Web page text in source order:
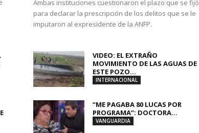
Ambas instituciones cuestionaron el plazo que se fijó
para declarar la prescripción de los delitos que se le
imputaron al expresidente de la ANFP.
VIDEO: EL EXTRAÑO
MOVIMIENTO DE LAS AGUAS DE
ESTE POZO...
INTERNACIONAL
“ME PAGABA 80 LUCAS POR
PROGRAMA”: DOCTORA...
VANGUARDIA